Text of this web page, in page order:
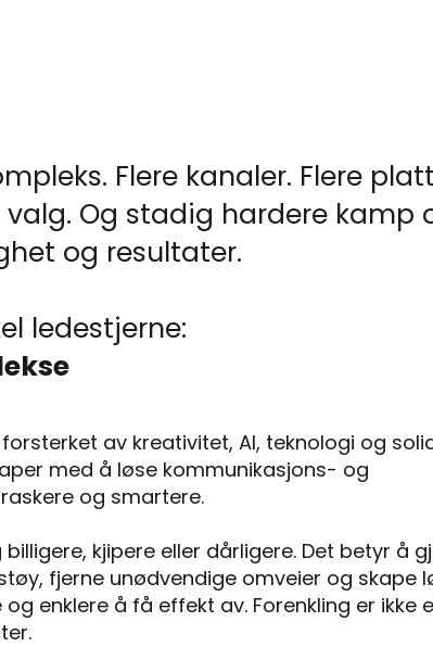
Flere kanaler. Flere
valg. Og stadig hardere kamp
og resultater.
ledestjerne:
av kreativitet, AI, teknologi og
med å løse kommunikasjons- og
og smartere.
kjipere eller dårligere. Det betyr å
fjerne unødvendige omveier og skape
enklere å få effekt av. Forenkling er ikke